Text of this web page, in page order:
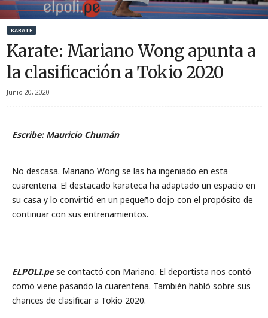
KARATE
Karate: Mariano Wong apunta a
la clasificación a Tokio 2020
Junio 20, 2020
Escribe: Mauricio Chumán
No descasa. Mariano Wong se las ha ingeniado en esta
cuarentena. El destacado karateca ha adaptado un espacio en
su casa y lo convirtió en un pequeño dojo con el propósito de
continuar con sus entrenamientos.
ELPOLI.pese contactó con Mariano. El deportista nos contó
como viene pasando la cuarentena. También habló sobre sus
chances de clasificar a Tokio 2020.